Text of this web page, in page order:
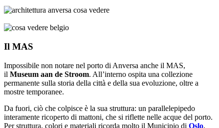
Il MAS
Impossibile non notare nel porto di Anversa anche il MAS,
il Museum aan de Stroom. All’interno ospita una collezione
permanente sulla storia della città e della sua evoluzione, oltre a
mostre temporanee.
Da fuori, ciò che colpisce è la sua struttura: un parallelepipedo
interamente ricoperto di mattoni, che si riflette nelle acque del porto.
Per struttura, colori e materiali ricorda molto il Municipio di Oslo.